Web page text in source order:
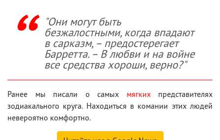
"Они могут быть
безжалостными, когда впадают
в сарказм, – предостерегает
Барретта. – В любви и на войне
все средства хороши, верно?"
Ранее мы писали о самых мягкихпредставителях
зодиакального круга. Находиться в комании этих людей
невероятно комфортно.